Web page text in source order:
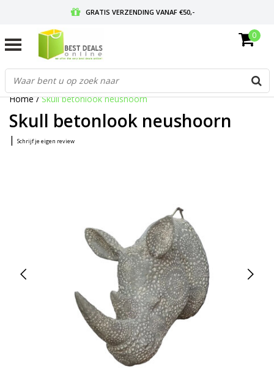
GRATIS VERZENDING VANAF €50,-
GRATIS RETOURNEREN EN 30 DAGEN BEDENKTIJD
0
Home/Skull betonlook neushoorn
Skull betonlook neushoorn
| Schrijf je eigen review